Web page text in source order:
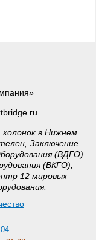
в Нижнем
Заключение
(ВДГО)
(ВКГО),
12 мировых